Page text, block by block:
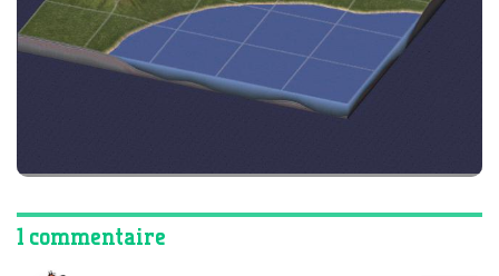
1 commentaire